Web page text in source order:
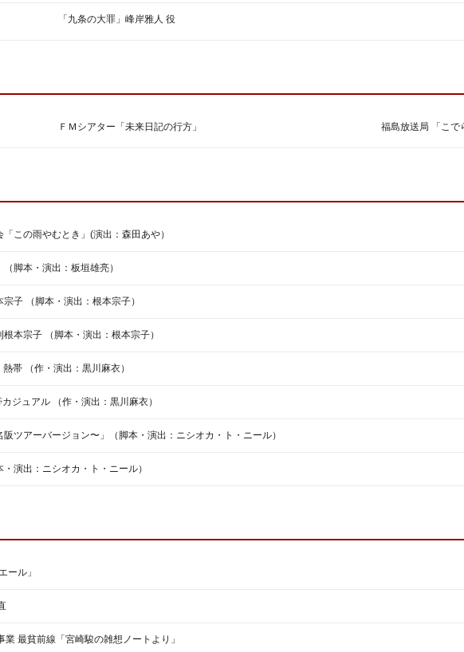
「九条の大罪」峰岸雅人 役
ＦＭシアター「未来日記の行方」 福島放送局 「こで
この雨やむとき」(演出：森田あや）
脚本・演出：板垣雄亮）
宗子 （脚本・演出：根本宗子）
根本宗子 （脚本・演出：根本宗子）
熱帯 （作・演出：黒川麻衣）
ジュアル （作・演出：黒川麻衣）
ツアーバージョン〜」（脚本・演出：ニシオカ・ト・ニール）
・演出：ニシオカ・ト・ニール）
ール」
最貧前線「宮崎駿の雑想ノートより」